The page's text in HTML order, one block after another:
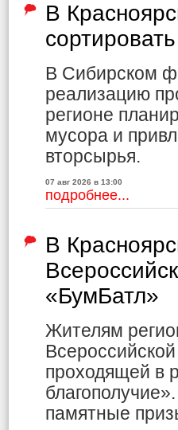
В
В Сибирском
реализацию
регионе
мусора и
вторсырья.
07 авг 2026 в 13:00
подробнее...
В
«БумБатл»
Жителям
проходящей в
памятные